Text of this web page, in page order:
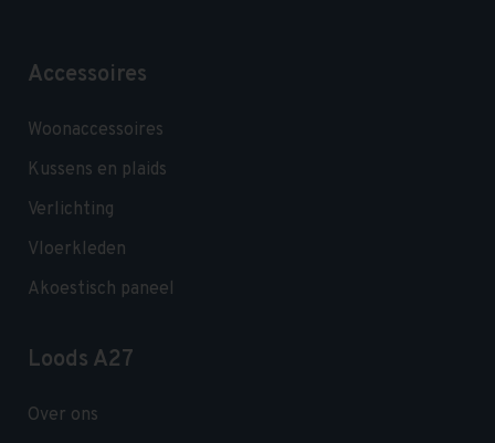
Accessoires
Woonaccessoires
Kussens en plaids
Verlichting
Vloerkleden
Akoestisch paneel
Loods A27
Over ons